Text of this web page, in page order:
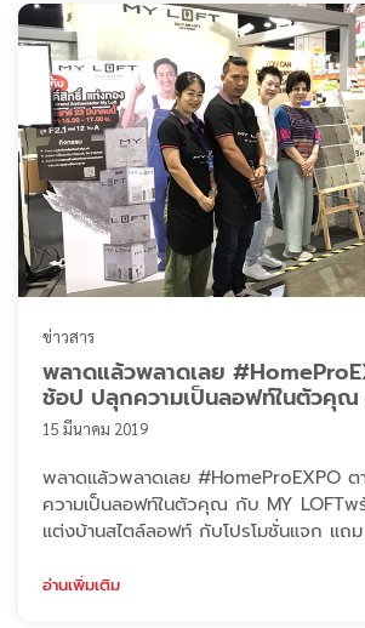
ท่องเที่ยว ศูนย์ก ...
ข่าวสาร
พลาดแล้วพลาดเลย
ช้อป ปลุกความเป็นลอฟท์ในตัวคุณ
15 มีนาคม 2019
พลาดแล้วพลาดเลย #HomeProEXPO
ความเป็นลอฟท์ในตัวคุณ กับ MY LOFTพ
แต่งบ้านสไตล์ลอฟท์ กับโปรโมชั่นแจก แถม
ถึงวันที่ 24 มี.ค. 62 เท่านั้น
อ่านเพิ่มเติม